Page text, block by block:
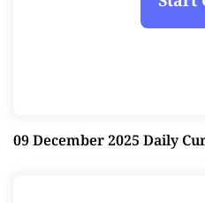
09 December 2025 Daily